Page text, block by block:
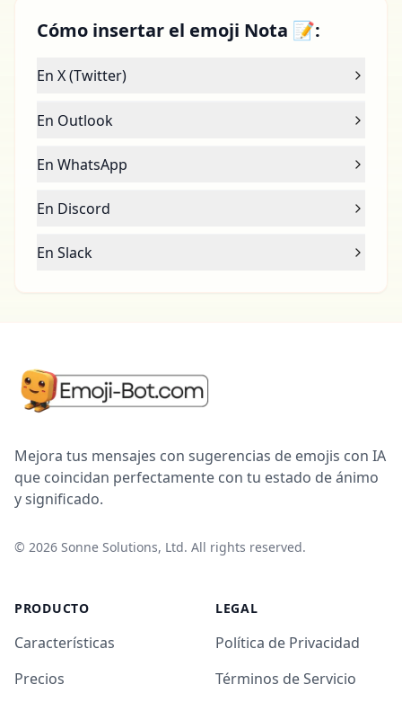
Cómo insertar el emoji Nota 📝:
En X (Twitter)
En Outlook
En WhatsApp
En Discord
En Slack
Mejora tus mensajes con sugerencias de emojis con IA
que coincidan perfectamente con tu estado de ánimo
y significado.
© 2026 Sonne Solutions, Ltd. All rights reserved.
PRODUCTO
Características
Precios
LEGAL
Política de Privacidad
Términos de Servicio